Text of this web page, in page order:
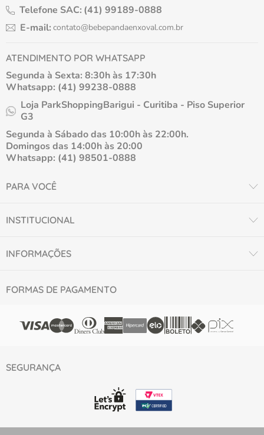
Telefone SAC: (41) 99189-0888
E-mail: contato@bebepandaenxoval.com.br
ATENDIMENTO POR WHATSAPP
Segunda à Sexta: 8:30h às 17:30h
Whatsapp: (41) 99238-0888
Loja ParkShoppingBarigui - Curitiba - Piso Superior
G3
Segunda à Sábado das 10:00h às 22:00h.
Domingos das 14:00h às 20:00
Whatsapp: (41) 98501-0888
PARA VOCÊ
INSTITUCIONAL
INFORMAÇÕES
FORMAS DE PAGAMENTO
SEGURANÇA